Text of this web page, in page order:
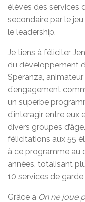
élèves des services
secondaire par le
le leadership.
Je tiens à féliciter
du développement
Speranza,
d’engagement
un superbe
d’interagir entre eux
divers groupes
félicitations aux 55
à ce programme au
années, totalisant
10 services de garde
Grâce à On ne joue